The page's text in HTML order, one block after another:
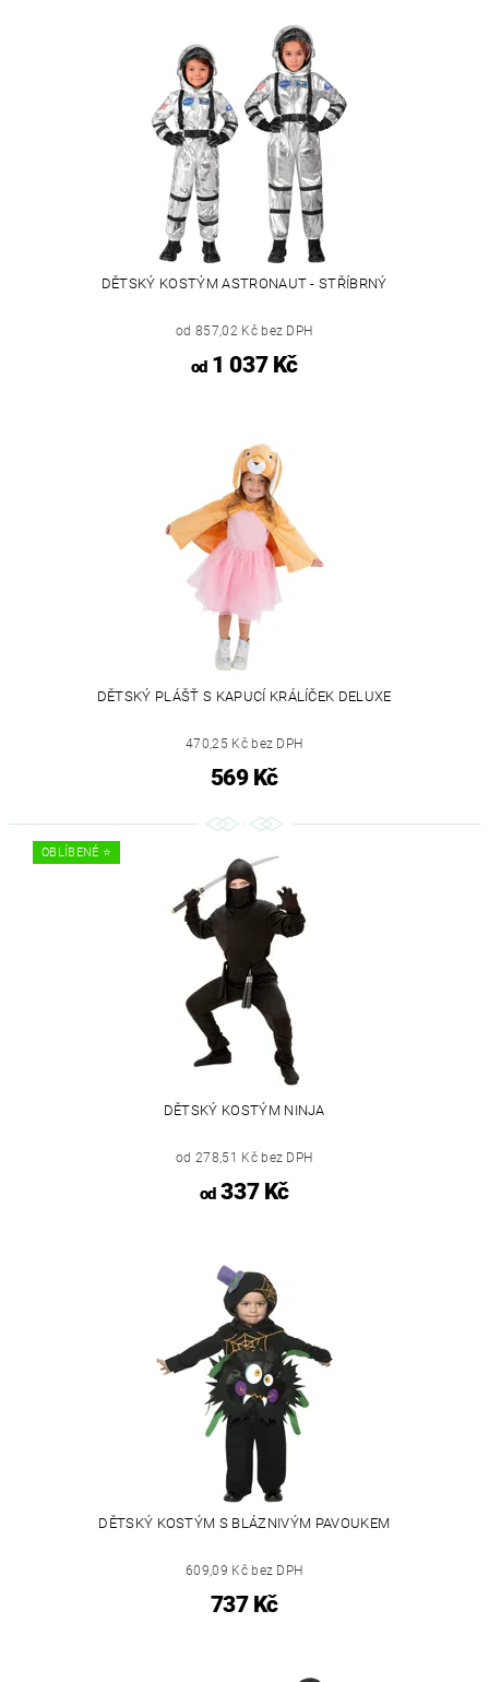
DĚTSKÝ KOSTÝM ASTRONAUT - STŘÍBRNÝ
od 857,02 Kč bez DPH
od1 037 Kč
DĚTSKÝ PLÁŠŤ S KAPUCÍ KRÁLÍČEK DELUXE
470,25 Kč bez DPH
569 Kč
OBLÍBENÉ ⭐️
DĚTSKÝ KOSTÝM NINJA
od 278,51 Kč bez DPH
od337 Kč
DĚTSKÝ KOSTÝM S BLÁZNIVÝM PAVOUKEM
609,09 Kč bez DPH
737 Kč